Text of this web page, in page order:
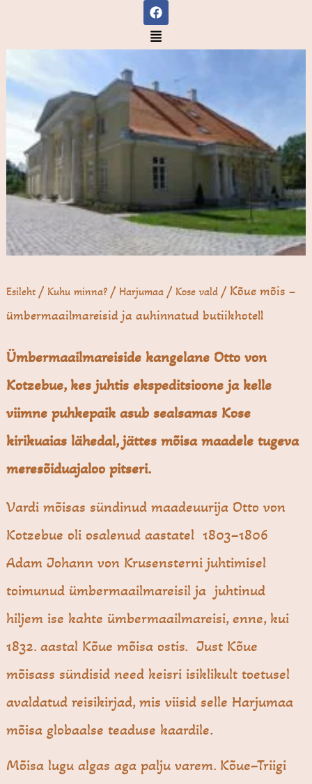
content
F
a
c
e
o
k
Menu
Esileht / Kuhu minna? / Harjumaa / Kose vald / Kõue mõis –
ümbermaailmareisid ja auhinnatud butiikhotell
Ümbermaailmareiside kangelane Otto von
Kotzebue, kes juhtis ekspeditsioone ja kelle
viimne puhkepaik asub sealsamas Kose
kirikuaias lähedal, jättes mõisa maadele tugeva
meresõiduajaloo pitseri.
Vardi mõisas sündinud maadeuurija Otto von
Kotzebue oli osalenud aastatel 1803–1806
Adam Johann von Krusensterni juhtimisel
toimunud ümbermaailmareisil ja juhtinud
hiljem ise kahte ümbermaailmareisi, enne, kui
1832. aastal Kõue mõisa ostis. Just Kõue
mõisass sündisid need keisri isiklikult toetusel
avaldatud reisikirjad, mis viisid selle Harjumaa
mõisa globaalse teaduse kaardile.
Mõisa lugu algas aga palju varem. Kõue–Triigi